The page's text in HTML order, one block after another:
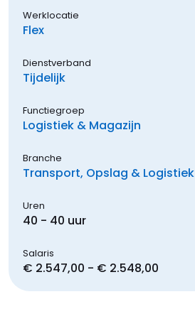
Werklocatie
Flex
Dienstverband
Tijdelijk
Functiegroep
Logistiek & Magazijn
Branche
Transport, Opslag & Logistiek
Uren
40 - 40 uur
Salaris
€ 2.547,00 - € 2.548,00